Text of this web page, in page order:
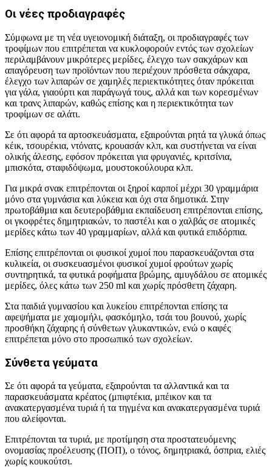
Οι νέες προδιαγραφές
Σύμφωνα με τη νέα υγειονομική διάταξη, οι προδιαγραφές των
τροφίμων που επιτρέπεται να κυκλοφορούν εντός των σχολείων
περιλαμβάνουν μικρότερες μερίδες, έλεγχο των σακχάρων και
απαγόρευση των προϊόντων που περιέχουν πρόσθετα σάκχαρα,
έλεγχο των λιπαρών σε χαμηλές περιεκτικότητες όταν πρόκειται
για γάλα, γιαούρτι και παράγωγά τους, αλλά και των κορεσμένων
και τρανς λιπαρών, καθώς επίσης και η περιεκτικότητα των
τροφίμων σε αλάτι.
Σε ότι αφορά τα αρτοσκευάσματα, εξαιρούνται ρητά τα γλυκά όπως
κέικ, τσουρέκια, ντόνατς, κρουασάν κλπ, και συστήνεται να είναι
ολικής άλεσης, εφόσον πρόκειται για φρυγανιές, κριτσίνια,
μπισκότα, σταφιδόψωμα, μουστοκούλουρα κλπ.
Για μικρά σνακ επιτρέπονται οι ξηροί καρποί μέχρι 30 γραμμάρια
μόνο στα γυμνάσια και λύκεια και όχι στα δημοτικά. Στην
πρωτοβάθμια και δευτεροβάθμια εκπαίδευση επιτρέπονται επίσης,
οι γκοφρέτες δημητριακών, το παστέλι και ο χαλβάς σε ατομικές
μερίδες κάτω των 40 γραμμαρίων, αλλά και φυτικά επιδόρπια.
Επίσης επιτρέπονται οι φυσικοί χυμοί που παρασκευάζονται στα
κυλικεία, οι συσκευασμένοι φυσικοί χυμοί φρούτων χωρίς
συντηρητικά, τα φυτικά ροφήματα βρώμης, αμυγδάλου σε ατομικές
μερίδες, όλες κάτω των 250 ml και χωρίς πρόσθετη ζάχαρη.
Στα παιδιά γυμνασίου και λυκείου επιτρέπονται επίσης τα
αφεψήματα με χαμομήλι, φασκόμηλο, τσάι του βουνού, χωρίς
προσθήκη ζάχαρης ή σύνθετων γλυκαντικών, ενώ ο καφές
επιτρέπεται μόνο στο προσωπικό των σχολείων.
Σύνθετα γεύματα
Σε ότι αφορά τα γεύματα, εξαιρούνται τα αλλαντικά και τα
παρασκευάσματα κρέατος (μπιφτέκια, μπέικον και τα
ανακατεργασμένα τυριά ή τα τηγμένα και ανακατεργασμένα τυριά
που αλείφονται.
Επιτρέπονται τα τυριά, με προτίμηση στα προστατευόμενης
ονομασίας προέλευσης (ΠΟΠ), ο τόνος, δημητριακά, όσπρια, ελιές
χωρίς κουκούτσι.